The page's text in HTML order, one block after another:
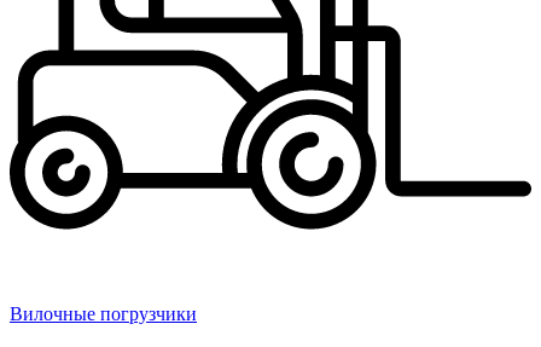
Вилочные погрузчики